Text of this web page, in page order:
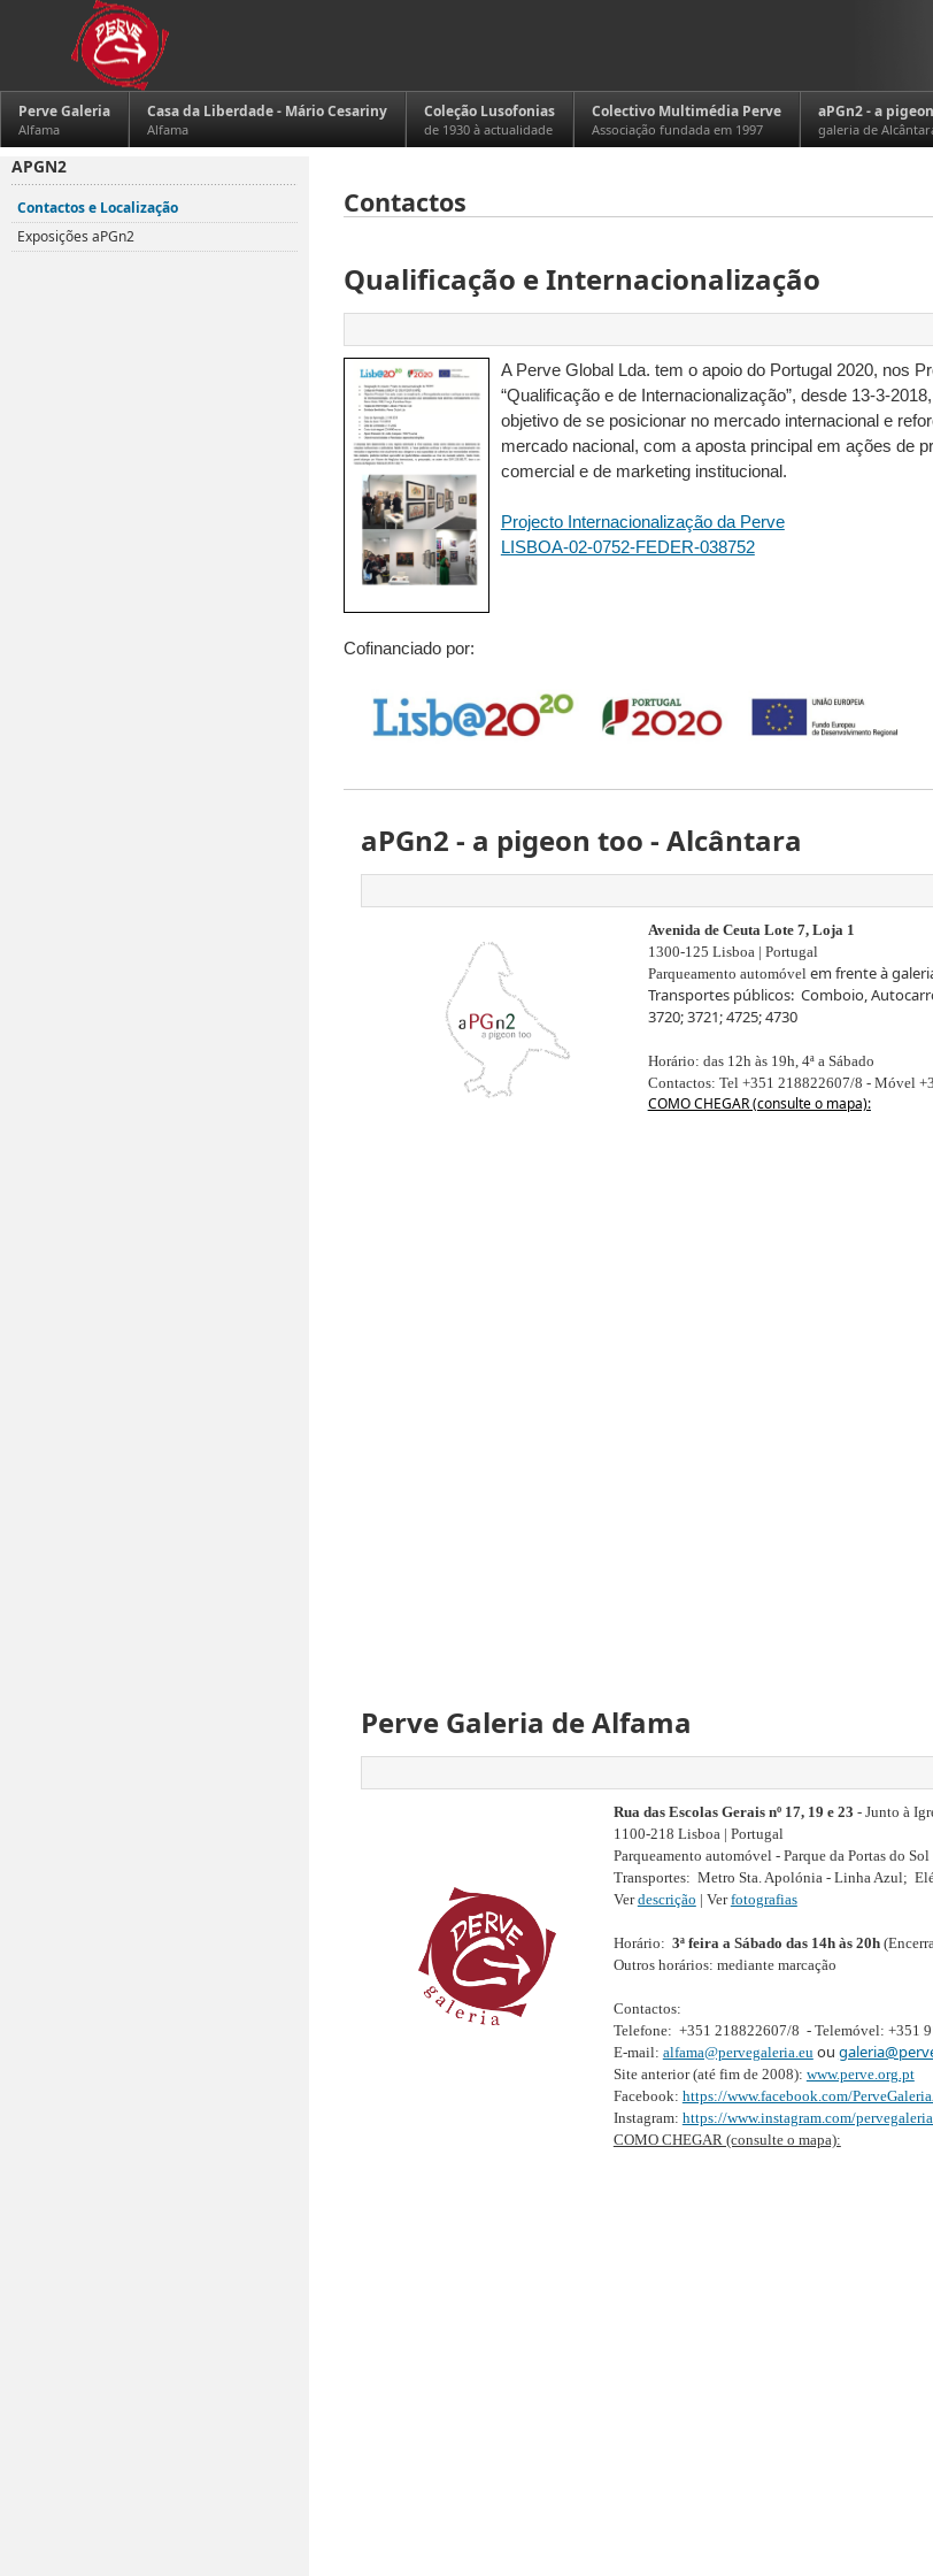
Perve Galeria
Alfama
Casa da Liberdade - Mário Cesariny
Alfama
Coleção Lusofonias
de 1930 à actualidade
Colectivo Multimédia Perve
Associação fundada em 1997
aPGn2 - a
galeria de
Contactos
Qualificação e Internacionalização
A Perve Global Lda. tem o apoio do Portugal 2020, nos
“Qualificação e de Internacionalização”, desde 13-3-
objetivo de se posicionar no mercado internacional e
mercado nacional, com a aposta principal em ações de
comercial e de marketing institucional.
Projecto Internacionalização da Perve
LISBOA-02-0752-FEDER-038752
Cofinanciado por:
aPGn2 - a pigeon too - Alcântara
Avenida de Ceuta Lote 7, Loja 1
1300-125 Lisboa | Portugal
Parqueamento automóvel em frente à
Transportes públicos: Comboio,
3720; 3721; 4725; 4730
Horário: das 12h às 19h, 4ª a Sábado
Contactos: Tel +351 218822607/8 - Móvel
COMO CHEGAR (consulte o mapa):
Perve Galeria de Alfama
Rua das Escolas Gerais nº 17, 19 e 23 - Junto à
1100-218 Lisboa | Portugal
Parqueamento automóvel - Parque da Portas do Sol
Transportes: Metro Sta. Apolónia - Linha Azul;
Verdescrição | Verfotografias
Horário: 3ª feira a Sábado das 14h às 20h
Outros horários: mediante marcação
Contactos:
Telefone: +351 218822607/8 - Telemóvel: +351
E-mail: alfama@pervegaleria.eu ou
Site anterior (até fim de 2008): www.perve.org.pt
Facebook: https://www.facebook.com/
Instagram: https://www.instagram.com/
COMO CHEGAR (consulte o mapa):
APGN2
Contactos e Localização
Exposições aPGn2